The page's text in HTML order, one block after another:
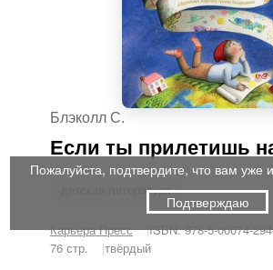
Блэколл С.
Если ты прилетишь
детская литература
Карьера Пресс ISBN: 978-5-00074-
76 стр.
твёрдый
Пожалуйста, подтвердите, что вам уже
Подтверждаю